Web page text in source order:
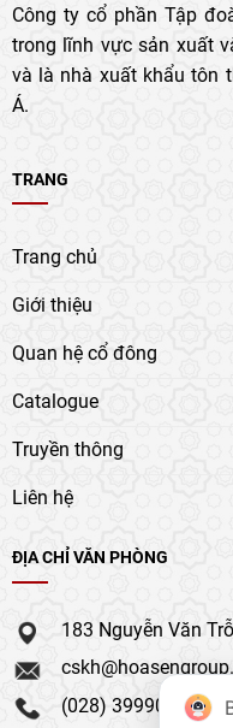
Công ty cổ phần Tập
trong lĩnh vực sản xuất
và là nhà xuất khẩu tôn
Á.
TRANG
Trang chủ
Giới thiệu
Quan hệ cổ đông
Catalogue
Truyền thông
Liên hệ
ĐỊA CHỈ VĂN PHÒNG
183 Nguyễn Văn
(028) 39990 111